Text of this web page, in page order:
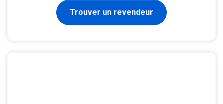
Trouver un revendeur